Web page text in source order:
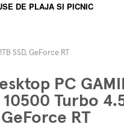
DE PLAJA SI PICNIC
SSD, GeForce RT
PC
Turbo
GeForce RT